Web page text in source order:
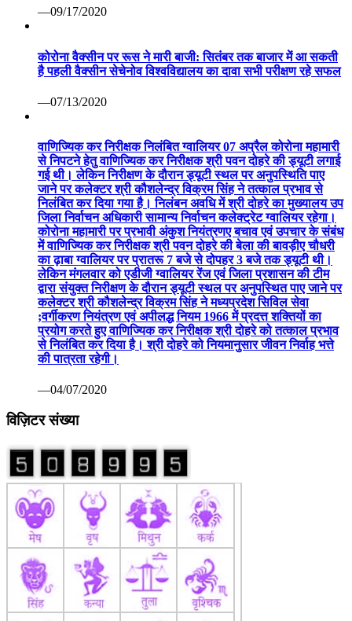
गई थी। लेकिन निरीक्षण के दौरान ड्यूटी स्थल पर अनुपस्थिति पाए
जिला निर्वाचन अधिकारी सामान्य निर्वाचन कलेक्ट्रेट ग्वालियर रहेगा।
कोरोना महामारी पर प्रभावी अंकुश नियंत्रणए बचाव एवं उपचार के संबंध
में वाणिज्यिक कर निरीक्षक श्री पवन दोहरे की बेला की बावड़ीए चौधरी
लेकिन मंगलवार को एडीजी ग्वालियर रेंज एवं जिला प्रशासन की टीम
;वर्गीकरण नियंत्रण एवं अपीलद्ध नियम 1966 में प्रदत्त शक्तियों का
प्रयोग करते हुए वाणिज्यिक कर निरीक्षक श्री दोहरे को तत्काल प्रभाव
से निलंबित कर दिया है। श्री दोहरे को नियमानुसार जीवन निर्वाह भत्ते
की पात्रता रहेगी।
—04/07/2020
विज़िटर संख्या
अन्य ख़बरें
कोरोना वैक्सीन पर रूस ने मारी बाजी: सितंबर तक बाजार में आ सकती
है पहली वैक्सीन सेचेनोव विश्वविद्यालय का दावा सभी परीक्षण रहे सफल